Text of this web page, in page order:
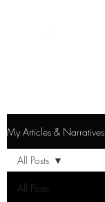
My Articles & Narratives
All Posts
All Posts